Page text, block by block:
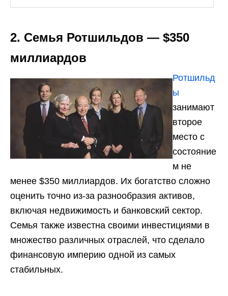
2. Семья Ротшильдов — $350
миллиардов
Ротшильд
ы
занимают
второе
место с
состояние
м не
менее $350 миллиардов. Их богатство сложно
оценить точно из-за разнообразия активов,
включая недвижимость и банковский сектор.
Семья также известна своими инвестициями в
множество различных отраслей, что сделало
финансовую империю одной из самых
стабильных.